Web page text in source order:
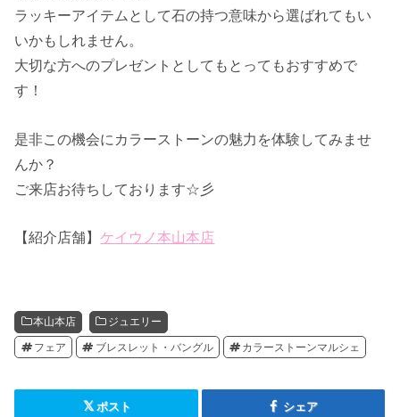
ラッキーアイテムとして石の持つ意味から選ばれてもい
いかもしれません。
大切な方へのプレゼントとしてもとってもおすすめで
す！
是非この機会にカラーストーンの魅力を体験してみませ
んか？
ご来店お待ちしております☆彡
【紹介店舗】ケイウノ本山本店
本山本店 ジュエリー
フェア ブレスレット・バングル カラーストーンマルシェ
ポスト シェア